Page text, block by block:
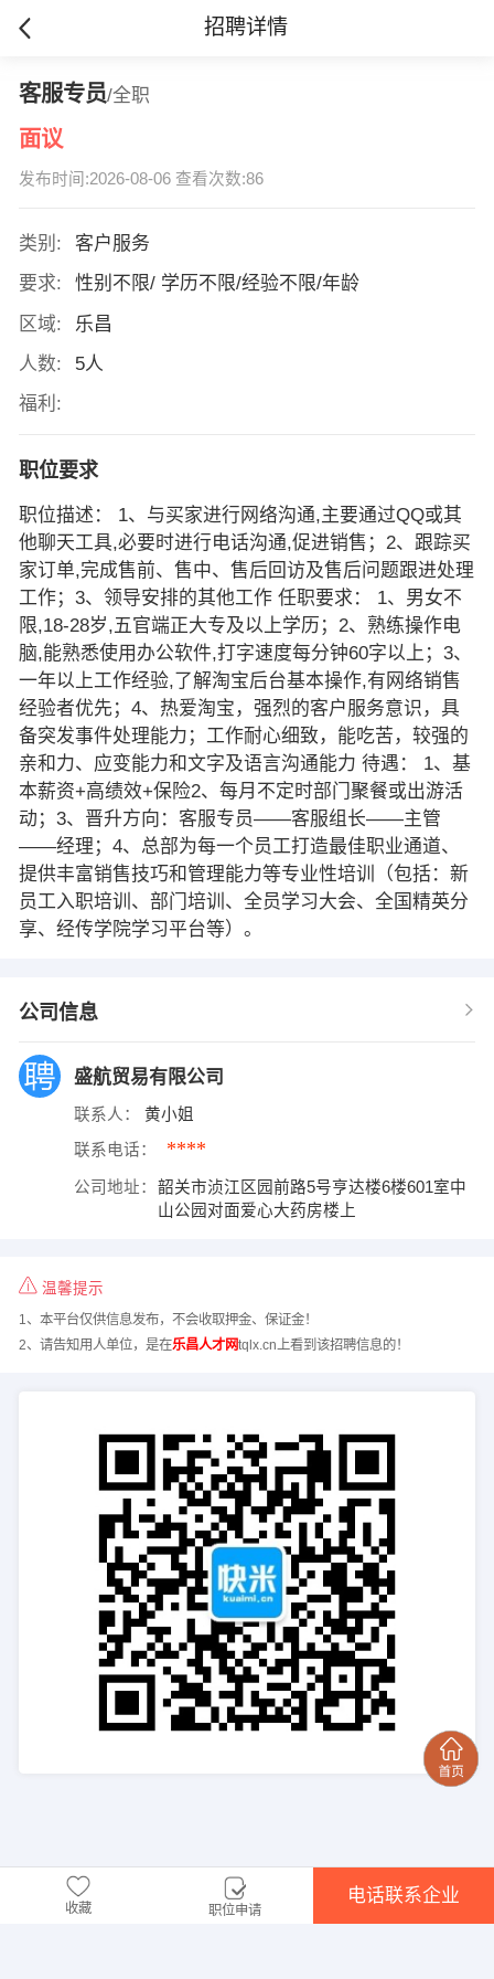
招聘详情
客服专员/全职
面议
发布时间:2026-08-06 查看次数:86
类别:
客户服务
要求:
性别不限/ 学历不限/经验不限/年龄
区域:
乐昌
人数:
5人
福利:
职位要求
职位描述： 1、与买家进行网络沟通,主要通过QQ或其
他聊天工具,必要时进行电话沟通,促进销售；2、跟踪买
家订单,完成售前、售中、售后回访及售后问题跟进处理
工作；3、领导安排的其他工作 任职要求： 1、男女不
限,18-28岁,五官端正大专及以上学历；2、熟练操作电
脑,能熟悉使用办公软件,打字速度每分钟60字以上；3、
一年以上工作经验,了解淘宝后台基本操作,有网络销售
经验者优先；4、热爱淘宝，强烈的客户服务意识，具
备突发事件处理能力；工作耐心细致，能吃苦，较强的
亲和力、应变能力和文字及语言沟通能力 待遇： 1、基
本薪资+高绩效+保险2、每月不定时部门聚餐或出游活
动；3、晋升方向：客服专员——客服组长——主管
——经理；4、总部为每一个员工打造最佳职业通道、
提供丰富销售技巧和管理能力等专业性培训（包括：新
员工入职培训、部门培训、全员学习大会、全国精英分
享、经传学院学习平台等）。
公司信息
盛航贸易有限公司
联系人： 黄小姐
联系电话： ****
公司地址：
韶关市浈江区园前路5号亨达楼6楼601室中
山公园对面爱心大药房楼上
温馨提示
1、本平台仅供信息发布，不会收取押金、保证金！
2、请告知用人单位，是在乐昌人才网tqlx.cn上看到该招聘信息的！
收藏 职位申请
电话联系企业